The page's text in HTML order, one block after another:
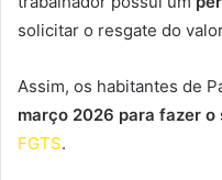
solicitar o resgate do
Assim, os habitantes de
março 2026 para fazer o
FGTS.